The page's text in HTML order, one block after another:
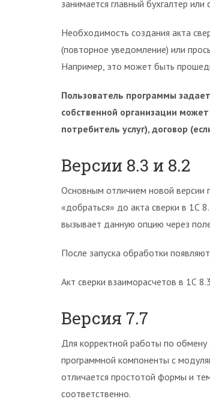
занимается главный бухгалтер
Необходимость создания акта
(повторное уведомление) или
Например, это может быть
Пользователь программы
собственной организации
потребитель услуг), договор
Версии 8.3 и 8.2
Основным отличием новой версии
«добраться» до акта сверки в 1С
вызывает данную опцию через
После запуска обработки
Акт сверки взаиморасчетов в 1С
Версия 7.7
Для корректной работы по
программной компоненты с
отличается простотой формы и
соответственно.